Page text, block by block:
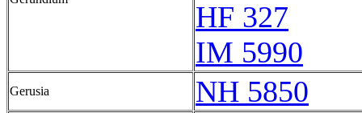
HF 327
IM 5990
Gerusia NH 5850